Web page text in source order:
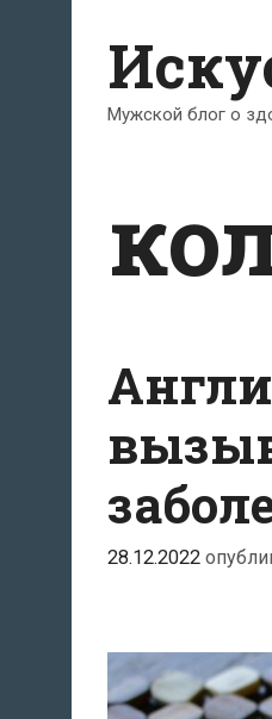
содержимому
Мужской блог о
28.12.2022